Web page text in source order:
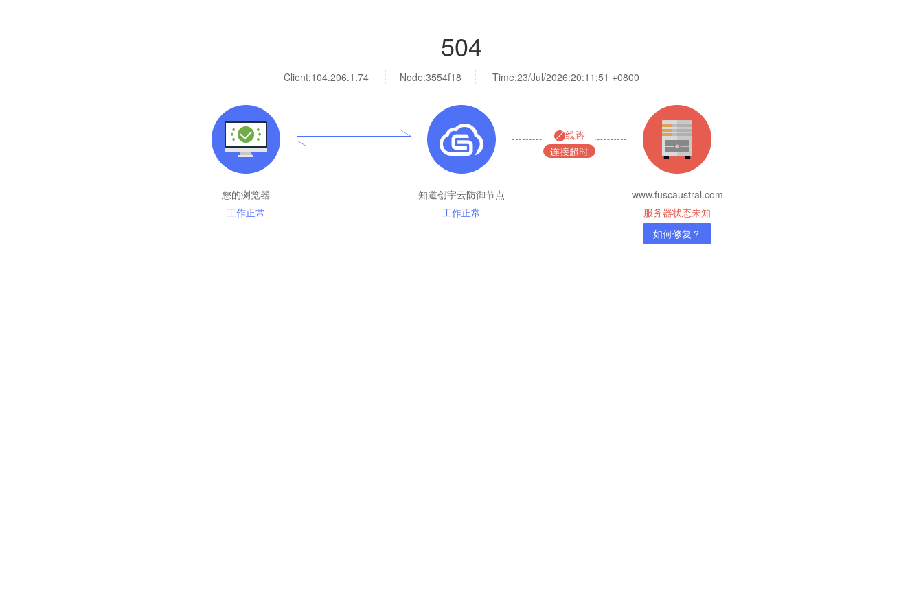
504
Client:104.206.1.74 Node:3554f18 Time:23/Jul/2026:20:11:51 +0800
您的浏览器
工作正常
知道创宇云防御节点
工作正常
线路
连接超时
www.fuscaustral.com
服务器状态未知
如何修复？